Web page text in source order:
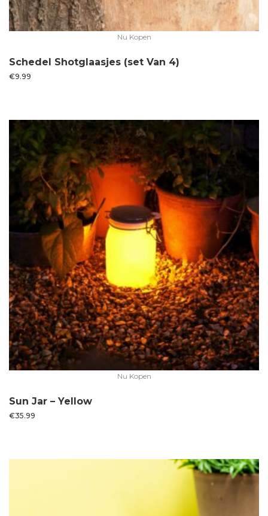
Nu Kopen
Schedel Shotglaasjes (set Van 4)
€9.99
Nu Kopen
Sun Jar – Yellow
€35.99